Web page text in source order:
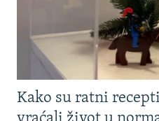
Kako su ratni